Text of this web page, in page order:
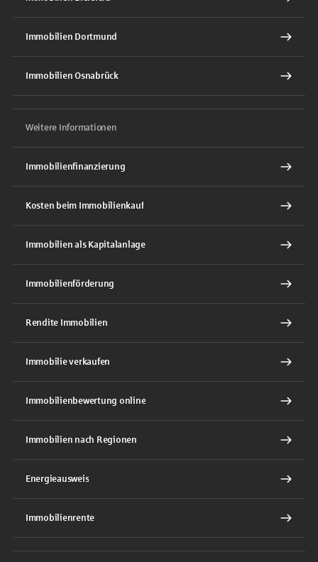
Immobilien Dortmund
Immobilien Osnabrück
Weitere Informationen
Immobilienfinanzierung
Kosten beim Immobilienkauf
Immobilien als Kapitalanlage
Immobilienförderung
Rendite Immobilien
Immobilie verkaufen
Immobilienbewertung online
Immobilien nach Regionen
Energieausweis
Immobilienrente